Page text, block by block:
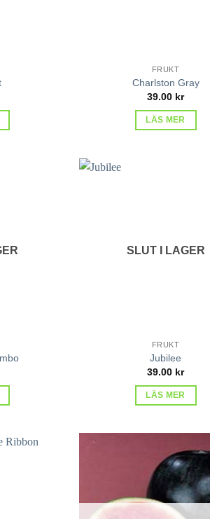
FRUKT
Charlston Gray
39.00 kr
LÄS MER
SLUT I LAGER
FRUKT
Jubilee
39.00 kr
LÄS MER